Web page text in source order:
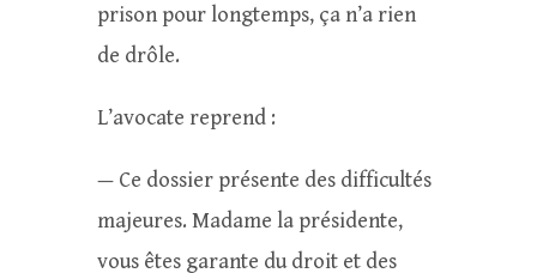
prison pour longtemps, ça n’a rien
de drôle.
L’avocate reprend :
— Ce dossier présente des difficultés
majeures. Madame la présidente,
vous êtes garante du droit et des